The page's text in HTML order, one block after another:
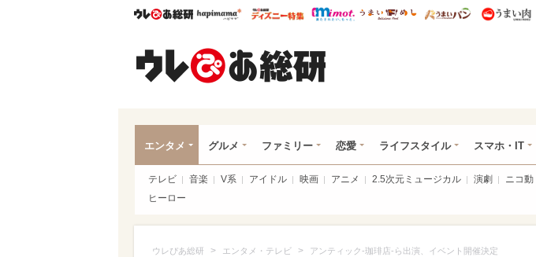
ウレぴあ総研ハピママ* ウレぴあ総研 ディズニー特集
mimot. うまいめし うまいパン
エンタメ グルメ ファミリー 恋愛 ライフスタイル スマホ・IT
テレビ 音楽 V系 アイドル 映画 アニメ 2.5次元ミュージカル 演劇 ニコ動
ヒーロー
ウレぴあ総研 > エンタメ・テレビ > アンティック-珈琲店-ら出演、イベント開催決定